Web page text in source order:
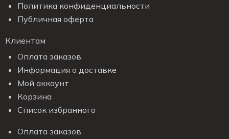
Политика конфиденциальности
Публичная оферта
Клиентам
Оплата заказов
Информация о доставке
Мой аккаунт
Корзина
Список избранного
Оплата заказов